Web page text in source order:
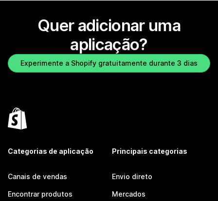
Quer adicionar uma
aplicação?
Experimente a Shopify gratuitamente durante 3 dias
Categorias de aplicação
Canais de vendas
Encontrar produtos
Principais categorias
Envio direto
Mercados